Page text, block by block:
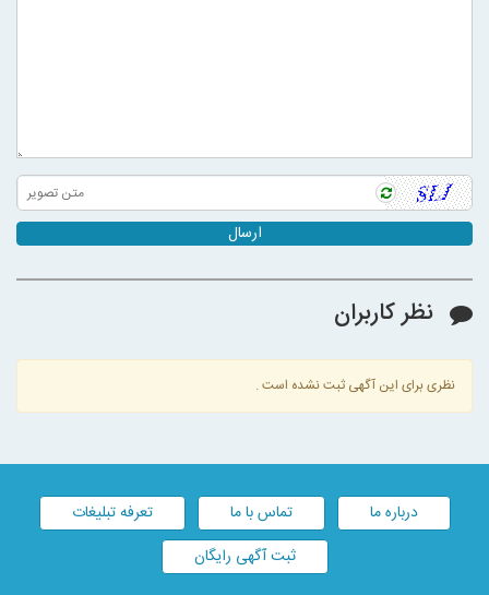
ارسال
نظر کاربران
نظری برای این آگهی ثبت نشده است .
درباره ما تماس با ما
تعرفه تبلیغات
ثبت آگهی رایگان